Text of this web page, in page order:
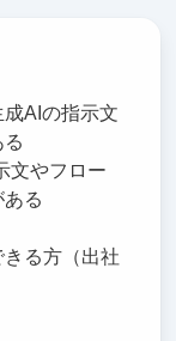
成AIの指示文
文やフロー
る
きる方（出社